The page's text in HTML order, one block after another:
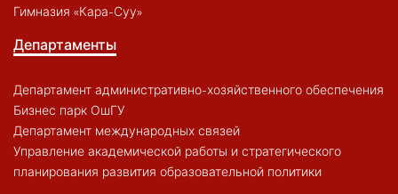
Гимназия «Кара-Суу»
Департаменты
Департамент административно-хозяйственного обеспечения
Бизнес парк ОшГУ
Департамент международных связей
Управление академической работы и стратегического
планирования развития образовательной политики